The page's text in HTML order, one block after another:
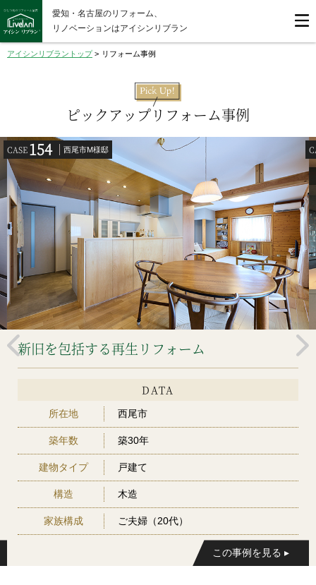
愛知・名古屋のリフォーム、
リノベーションはアイシンリブラン
アイシンリブラントップ> リフォーム事例
ピックアップリフォーム事例
CASE154 西尾市M様邸
新旧を包括する再生リフォーム
DATA
所在地 西尾市
築年数 築30年
建物タイプ 戸建て
構造 木造
家族構成 ご夫婦（20代）